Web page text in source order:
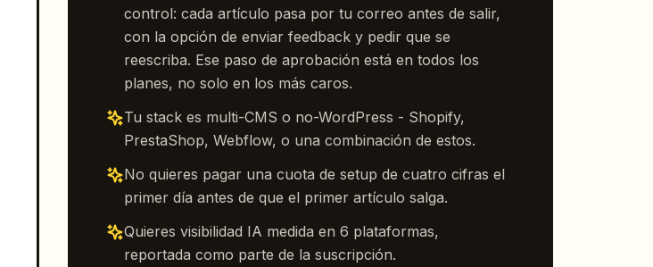
control: cada artículo pasa por tu correo antes de salir,
con la opción de enviar feedback y pedir que se
reescriba. Ese paso de aprobación está en todos los
planes, no solo en los más caros.
Tu stack es multi-CMS o no-WordPress - Shopify,
PrestaShop, Webflow, o una combinación de estos.
No quieres pagar una cuota de setup de cuatro cifras el
primer día antes de que el primer artículo salga.
Quieres visibilidad IA medida en 6 plataformas,
reportada como parte de la suscripción.